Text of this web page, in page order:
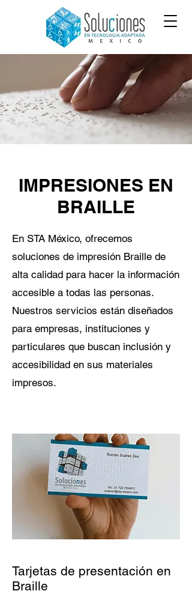
IMPRESIONES EN
BRAILLE
En STA México, ofrecemos
soluciones de impresión Braille de
alta calidad para hacer la información
accesible a todas las personas.
Nuestros servicios están diseñados
para empresas, instituciones y
particulares que buscan inclusión y
accesibilidad en sus materiales
impresos.
Tarjetas de presentación en
Braille